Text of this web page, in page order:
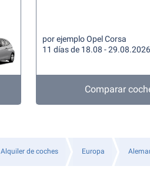
por ejemplo Opel Corsa
11 días de 18.08 - 29.08.2026
Comparar
Alquiler de coches Europa